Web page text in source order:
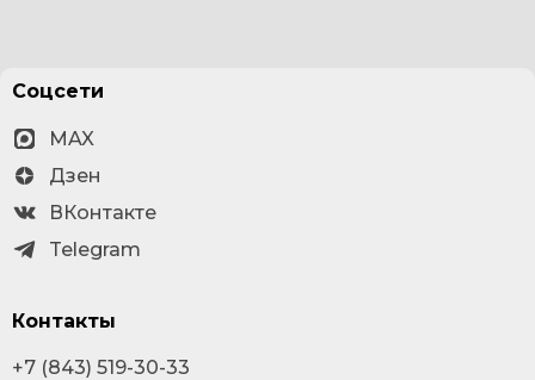
Соцсети
MAX
Дзен
ВКонтакте
Telegram
Контакты
+7 (843) 519-30-33